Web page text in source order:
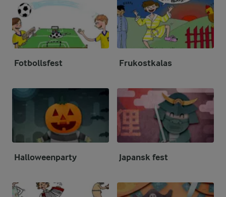
Fotbollsfest Frukostkalas
Halloweenparty Japansk fest